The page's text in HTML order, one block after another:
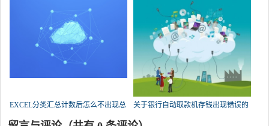
EXCEL分类汇总计数后怎么不出现总
数了？
关于银行自动取款机存钱出现错误的
问题，急！求帮忙？